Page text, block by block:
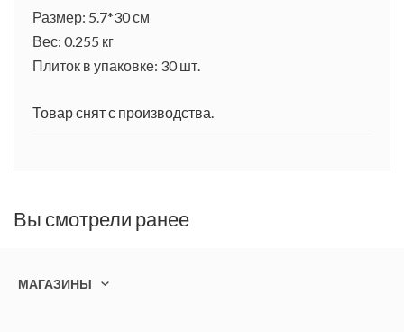
Размер: 5.7*30 см
Вес: 0.255 кг
Плиток в упаковке: 30 шт.
Товар снят с производства.
Вы смотрели ранее
МАГАЗИНЫ